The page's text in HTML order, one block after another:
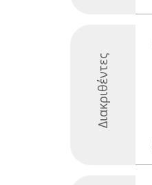
Διακριθέντες